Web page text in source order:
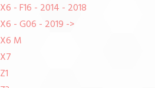
X6 - F16 - 2014 - 2018
X6 - G06 - 2019 ->
X6 M
X7
Z1